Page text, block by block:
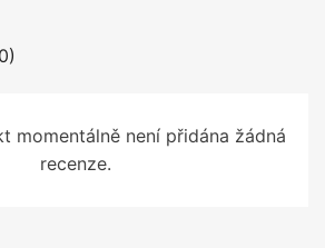
momentálně není přidána žádná
recenze.